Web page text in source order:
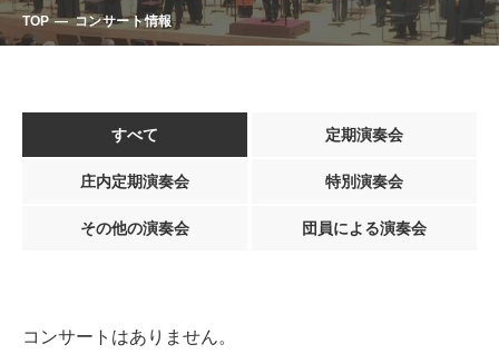
TOP コンサート情報
すべて 定期演奏会
庄内定期演奏会 特別演奏会
その他の演奏会 団員による演奏会
コンサートはありません。